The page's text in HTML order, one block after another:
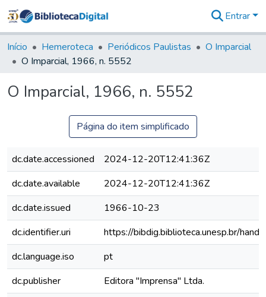
&
Coleções
Tudo na
Digital
Entrar
Início Hemeroteca Periódicos Paulistas
O Imparcial
O Imparcial, 1966, n. 5552
O Imparcial, 1966, n. 5552
Página do item simplificado
dc.date.accessioned
2024-12-20T12:41:36Z
dc.date.available
2024-12-20T12:41:36Z
dc.date.issued
1966-10-23
dc.identifier.uri
https://bibdig.biblioteca.unesp.br/
dc.language.iso
pt
dc.publisher
Editora "Imprensa" Ltda.